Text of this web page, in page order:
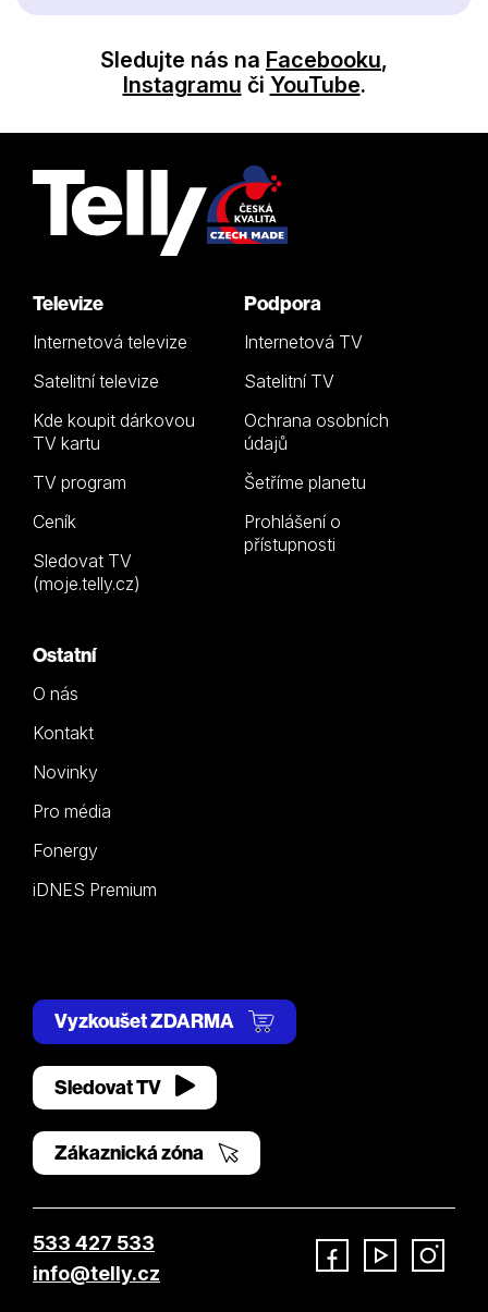
Sledujte nás na Facebooku,
Instagramu či YouTube.
Televize
Internetová televize
Satelitní televize
Kde koupit dárkovou
TV kartu
TV program
Ceník
Sledovat TV
(moje.telly.cz)
Podpora
Internetová TV
Satelitní TV
Ochrana osobních
údajů
Šetříme planetu
Prohlášení o
přístupnosti
Ostatní
O nás
Kontakt
Novinky
Pro média
Fonergy
iDNES Premium
Vyzkoušet ZDARMA
Sledovat TV
Zákaznická zóna
533 427 533
info@telly.cz